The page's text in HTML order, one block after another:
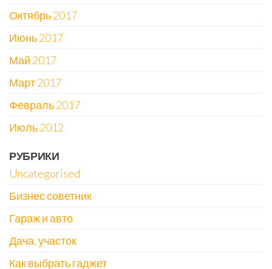
Октябрь 2017
Июнь 2017
Май 2017
Март 2017
Февраль 2017
Июль 2012
РУБРИКИ
Uncategorised
Бизнес советник
Гараж и авто
Дача, участок
Как выбрать гаджет